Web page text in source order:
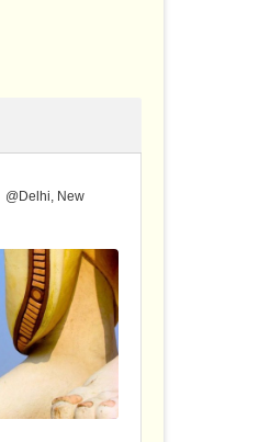
@Delhi, New